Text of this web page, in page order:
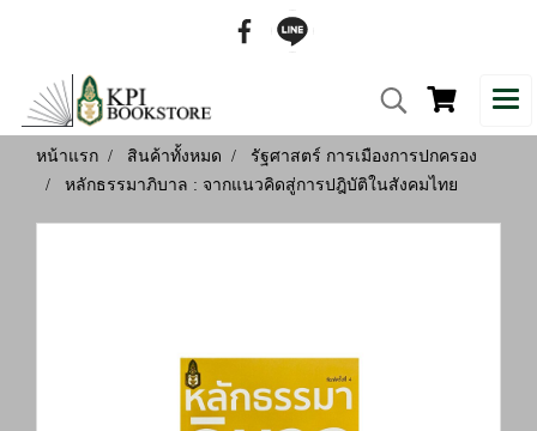
หน้าแรก สินค้าทั้งหมด
รัฐศาสตร์ การเมืองการปกครอง
หลักธรรมาภิบาล : จากแนวคิดสู่การปฎิบัติในสังคมไทย